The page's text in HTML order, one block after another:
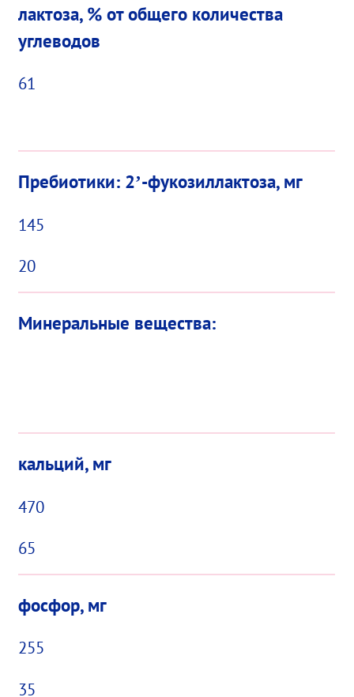
лактоза, % от общего количества
углеводов
61
Пребиотики: 2’-фукозиллактоза, мг
145
20
Минеральные вещества:
кальций, мг
470
65
фосфор, мг
255
35